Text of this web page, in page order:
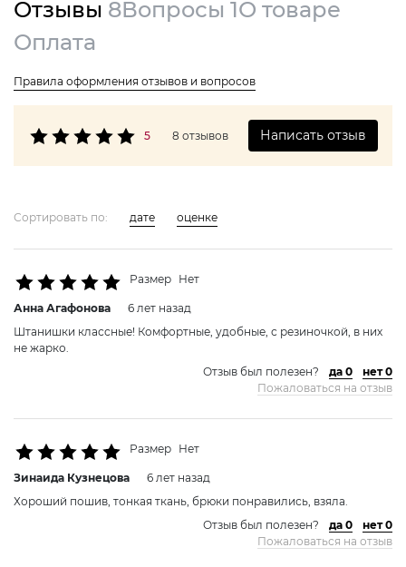
Отзывы 8Вопросы 1О товаре
Оплата
Правила оформления отзывов и вопросов
5 8 отзывов Написать отзыв
Сортировать по: дате оценке
Размер Нет
Анна Агафоновa
6 лет назад
Штанишки классные! Комфортные, удобные, с резиночкой, в них
не жарко.
Отзыв был полезен?
да 0
нет 0
Пожаловаться на отзыв
Размер Нет
Зинаида Кузнецовa
6 лет назад
Хороший пошив, тонкая ткань, брюки понравились, взяла.
Отзыв был полезен?
да 0
нет 0
Пожаловаться на отзыв